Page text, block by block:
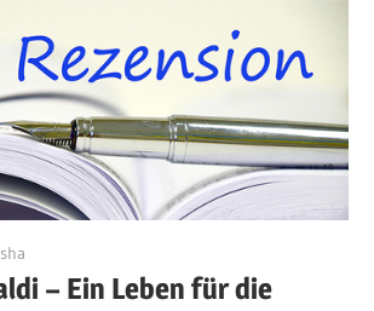
– Ein Leben für die